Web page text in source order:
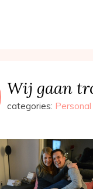
Wij gaan
categories: Personal